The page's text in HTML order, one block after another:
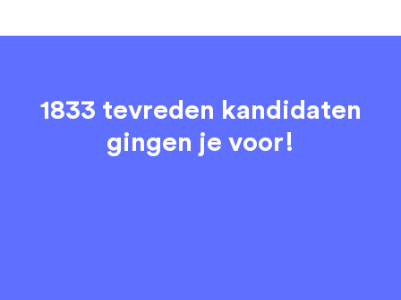
1833 tevreden kandidaten
gingen je voor!